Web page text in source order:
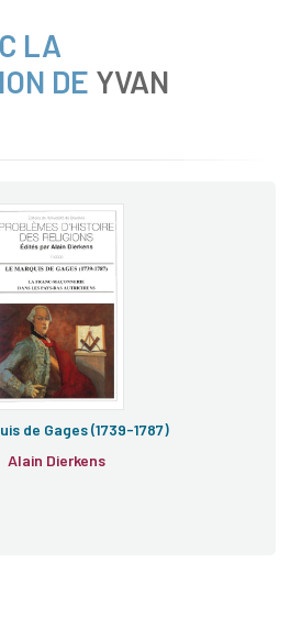
LA
DE YVAN
de Gages (1739-1787)
Alain Dierkens